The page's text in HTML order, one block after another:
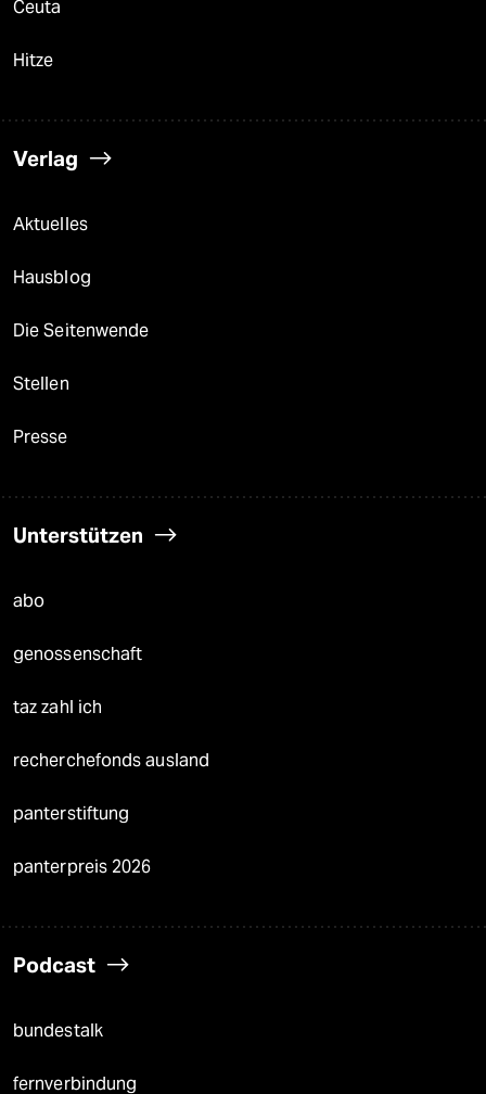
Ceuta
Hitze
Verlag
Aktuelles
Hausblog
Die Seitenwende
Stellen
Presse
Unterstützen
abo
genossenschaft
taz zahl ich
recherchefonds ausland
panterstiftung
panterpreis 2026
Podcast
bundestalk
fernverbindung